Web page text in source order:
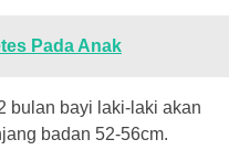
Pada Anak
bulan bayi laki-laki akan
badan 52-56cm.